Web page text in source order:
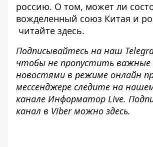
россию. О том, может ли
вожделенный союз Китая и
читайте здесь.
Подписывайтесь на наш
чтобы не пропустить важные
новостями в режиме онлайн
мессенджере следите на
канале Информатор Live.
канал в Viber можно здесь.